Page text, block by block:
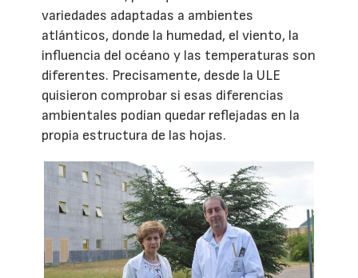
variedades adaptadas a ambientes
atlánticos, donde la humedad, el viento, la
influencia del océano y las temperaturas son
diferentes. Precisamente, desde la ULE
quisieron comprobar si esas diferencias
ambientales podían quedar reflejadas en la
propia estructura de las hojas.